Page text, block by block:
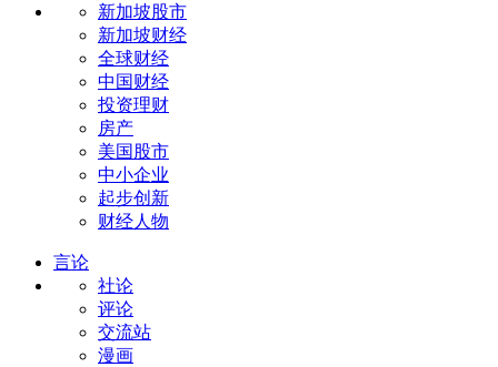
新加坡股市
新加坡财经
全球财经
中国财经
投资理财
房产
美国股市
中小企业
起步创新
财经人物
言论
社论
评论
交流站
漫画